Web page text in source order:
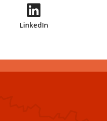
LinkedIn